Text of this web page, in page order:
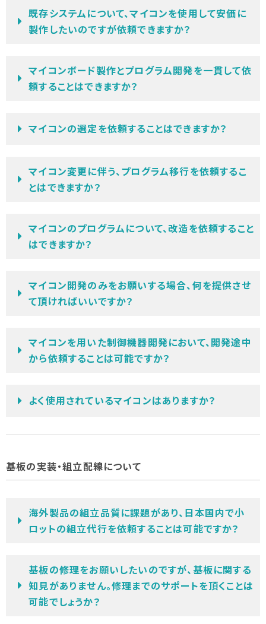
既存システムについて、マイコンを使用して安価に
製作したいのですが依頼できますか？
マイコンボード製作とプログラム開発を一貫して依
頼することはできますか？
マイコンの選定を依頼することはできますか？
マイコン変更に伴う、プログラム移行を依頼するこ
とはできますか？
マイコンのプログラムについて、改造を依頼すること
はできますか？
マイコン開発のみをお願いする場合、何を提供させ
て頂ければいいですか？
マイコンを用いた制御機器開発において、開発途中
から依頼することは可能ですか？
よく使用されているマイコンはありますか？
基板の実装・組立配線について
海外製品の組立品質に課題があり、日本国内で小
ロットの組立代行を依頼することは可能ですか？
基板の修理をお願いしたいのですが、基板に関する
知見がありません。修理までのサポートを頂くことは
可能でしょうか？